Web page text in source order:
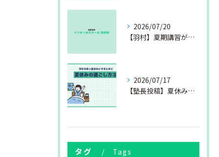
2026/07/20
【羽村】夏期講習が始まりました
2026/07/17
【塾長投稿】夏休みの過ごし方③
タグ Tags